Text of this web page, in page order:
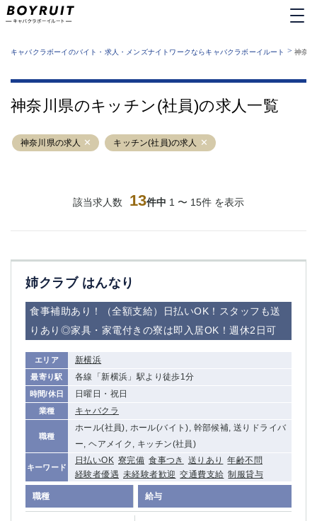
業種から探す
運営者情報
サイトマップ
キャバクラボーイのバイト・求人・メンズナイトワークならキャバクラボーイルート > 神奈
神奈川県のキッチン(社員)の求人一覧
神奈川県の求人 キッチン(社員)の求人
該当求人数 13件中 1 〜 15件 を表示
姉クラブ はんなり
食事補助あり！（全額支給）日払いOK！スタッフも送
りあり◎家具・家電付きの寮は即入居OK！週休2日可
エリア 新横浜
最寄り駅 各線「新横浜」駅より徒歩1分
時間/休日 日曜日・祝日
業種 キャバクラ
職種
ホール(社員), ホール(バイト), 幹部候補, 送りドライバ
ー, ヘアメイク, キッチン(社員)
キーワード
日払いOK 寮完備 食事つき 送りあり
年齢不問
経験者優遇 未経験者歓迎 交通費支給 制服貸与
職種 給与
六本木
池袋
吉祥寺
練馬
恵比寿
蒲田
①六本木 ②西麻布
大山
赤羽
品川
蒲田東口
立川（南口）
新宿
浜松町
中野
中目黒
ひばりヶ丘（北口）
学芸大学
吉祥寺（南口／公園口） 小作・羽村・福生エリア
自由が丘
吉祥寺（北口／東口）
四谷
錦糸町南口
下北沢・経堂
金町（北口）